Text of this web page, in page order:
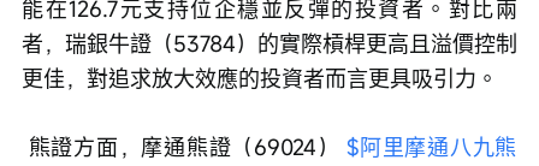
能在126.7元支持位企穩並反彈的投資者。對比兩
者，瑞銀牛證（53784）的實際槓桿更高且溢價控制
更佳，對追求放大效應的投資者而言更具吸引力。
熊證方面，摩通熊證（69024） $阿里摩通八九熊